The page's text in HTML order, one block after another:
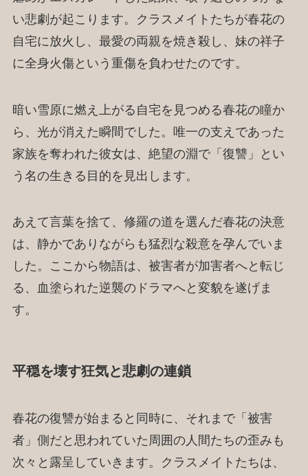
い悲劇が起こります。クラスメイトたちが春花の
自宅に放火し、最愛の両親を焼き殺し、妹の祥子
に全身火傷という重傷を負わせたのです。
暗い雪原に燃え上がる自宅を見つめる春花の瞳か
ら、光が消えた瞬間でした。唯一の支えであった
家族を奪われた彼女は、絶望の淵で「復讐」とい
う名の生きる目的を見出します。
あえて言葉を捨て、修羅の道を選んだ春花の決意
は、静かでありながらも猛烈な殺意を孕んでいま
した。ここから物語は、被害者が加害者へと転じ
る、血塗られた逆襲のドラマへと変貌を遂げま
す。
平穏を壊す狂気と悲劇の連鎖
春花の復讐が始まると同時に、それまで「被害
者」側だと思われていた周囲の人間たちの歪みも
次々と露呈していきます。クラスメイトたちは、